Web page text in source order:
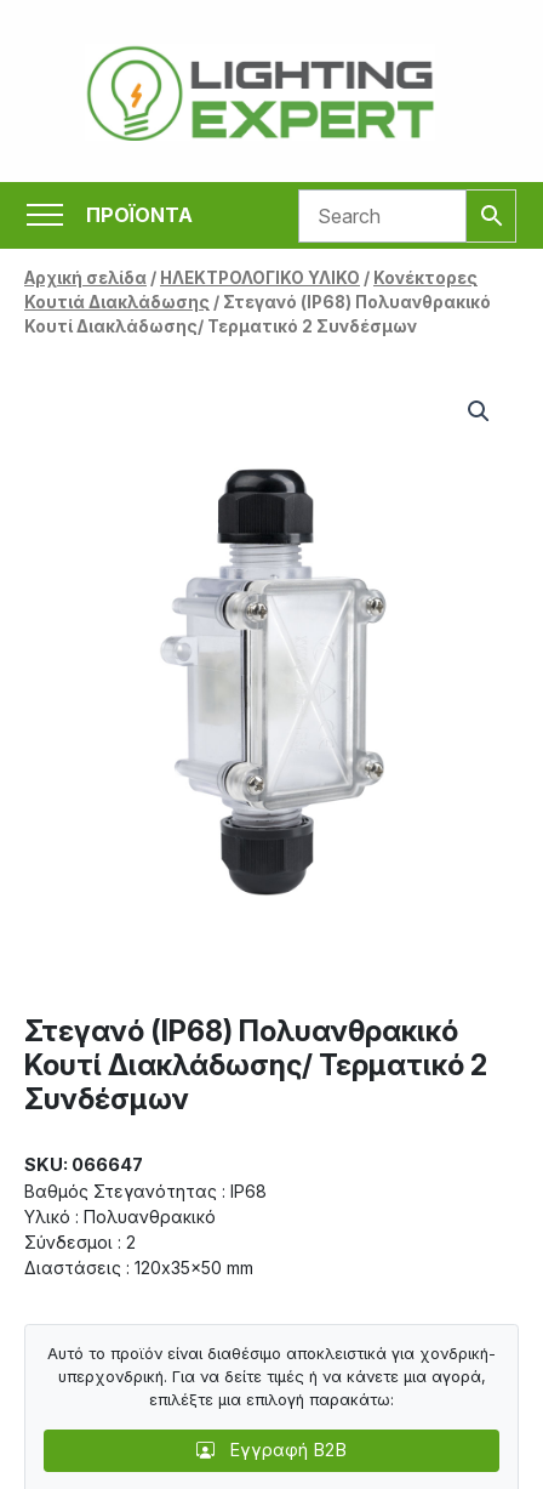
περιεχόμενο
ΠΡΟΪΟΝΤΑ
Αρχική σελίδα/ ΗΛΕΚΤΡΟΛΟΓΙΚΟ ΥΛΙΚΟ / Κονέκτορες
Κουτιά Διακλάδωσης / Στεγανό (IP68) Πολυανθρακικό
Κουτί Διακλάδωσης/ Τερματικό 2 Συνδέσμων
Στεγανό (IP68) Πολυανθρακικό
Κουτί Διακλάδωσης/ Τερματικό 2
Συνδέσμων
SKU: 066647
Βαθμός Στεγανότητας : IP68
Υλικό : Πολυανθρακικό
Σύνδεσμοι : 2
Διαστάσεις : 120x35x50 mm
Αυτό το προϊόν είναι διαθέσιμο αποκλειστικά για χονδρική-
υπερχονδρική. Για να δείτε τιμές ή να κάνετε μια αγορά,
επιλέξτε μια επιλογή παρακάτω:
Εγγραφή B2B